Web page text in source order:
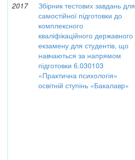
2017
Збірник тестових завдань для
самостійної підготовки до
комплексного
кваліфікаційного державного
екзамену для студентів, що
навчаються за напрямом
підготовки 6.030103
«Практична психологія»
освітній ступінь «Бакалавр»